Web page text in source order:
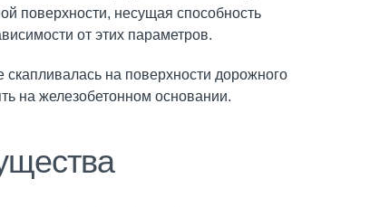
поверхности, несущая способность
от этих параметров.
на поверхности дорожного
на железобетонном основании.